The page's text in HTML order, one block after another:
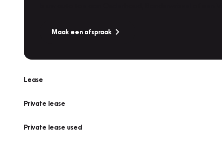
Maak een afspraak
Lease
Private lease
Private lease used